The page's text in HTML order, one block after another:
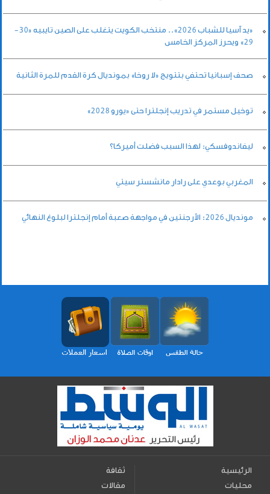
«يد آسيا للشباب 2026».. منتخب الكويت يتغلب على الصين تايبيه «30-
29» ويحرز المركز الخامس
صحف إسبانيا تحتفي بتتويج «لا روخا» بمونديال كرة القدم للمرة الثانية
توخيل مستمر في تدريب إنجلترا حتى «يورو 2028»
ليفاندوفسكي: لهذا السبب فضلت أميركا؟
المغربي بوعدي على رادار مانشستر سيتي
مونديال 2026: الأرجنتين في مواجهة صعبة أمام إنجلترا لبلوغ النهائي
الرئيسية
محليات
ثقافة
مقالات